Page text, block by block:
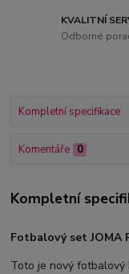
KVALITNÍ
Odborné
Kompletní specifikace
Komentáře 0
Kompletní
Fotbalový set JOMA
Toto je nový fotbalový